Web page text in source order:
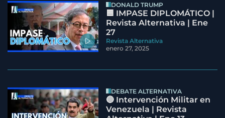
DONALD TRUMP
🟦 IMPASE DIPLOMÁTICO |
Revista Alternativa | Ene
27
Revista Alternativa
enero 27, 2025
DEBATE ALTERNATIVA
🔵 Intervención Militar en
Venezuela | Revista